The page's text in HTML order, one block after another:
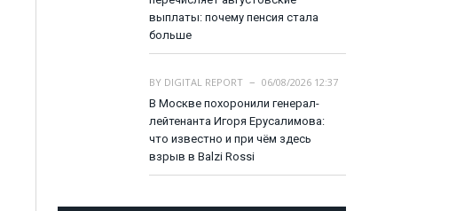
выплаты: почему пенсия стала
больше
BY DIGITAL REPORT
06/08/2026 12:37
В Москве похоронили генерал-
лейтенанта Игоря Ерусалимова:
что известно и при чём здесь
взрыв в Balzi Rossi